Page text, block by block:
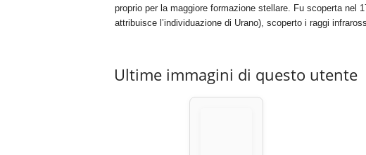
proprio per la maggiore formazione stellare. Fu scoperta nel
attribuisce l’individuazione di Urano), scoperto i raggi
Ultime immagini di questo utente